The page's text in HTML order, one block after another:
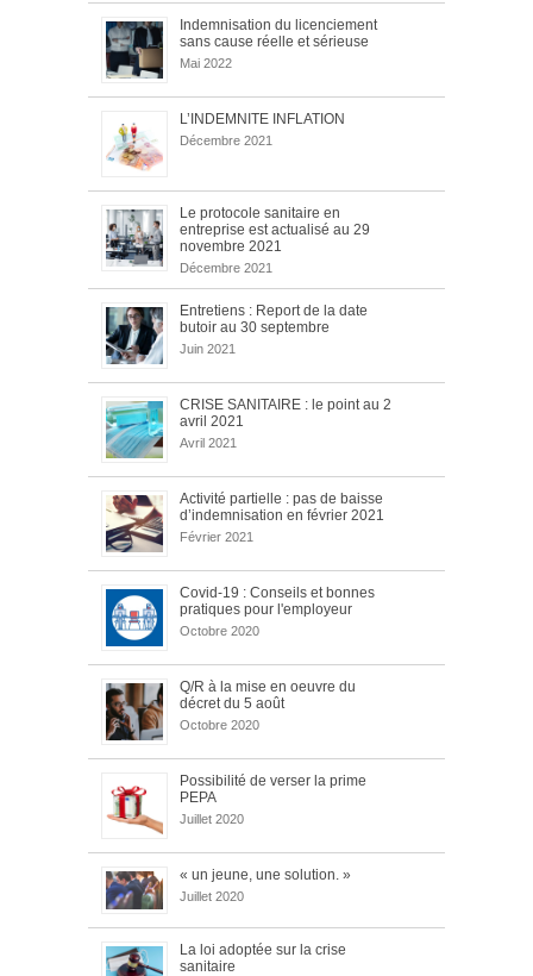
Indemnisation du licenciement
sans cause réelle et sérieuse
Mai 2022
L’INDEMNITE INFLATION
Décembre 2021
Le protocole sanitaire en
entreprise est actualisé au 29
novembre 2021
Décembre 2021
Entretiens : Report de la date
butoir au 30 septembre
Juin 2021
CRISE SANITAIRE : le point au 2
avril 2021
Avril 2021
Activité partielle : pas de baisse
d’indemnisation en février 2021
Février 2021
Covid-19 : Conseils et bonnes
pratiques pour l'employeur
Octobre 2020
Q/R à la mise en oeuvre du
décret du 5 août
Octobre 2020
Possibilité de verser la prime
PEPA
Juillet 2020
« un jeune, une solution. »
Juillet 2020
La loi adoptée sur la crise
sanitaire